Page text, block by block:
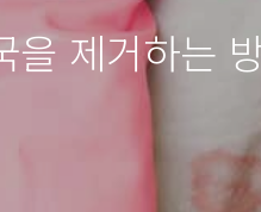
을 제거하는